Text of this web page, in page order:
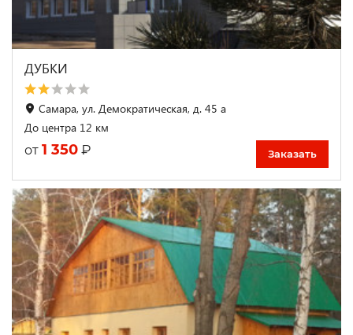
ДУБКИ
Самара, ул. Демократическая, д. 45 а
До центра 12 км
от 1 350 ₽ Заказать